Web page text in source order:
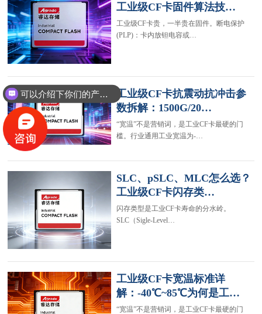
工业级CF卡固件算法技…
工业级CF卡贵，一半贵在固件。断电保护
(PLP)：卡内放钽电容或…
工业级CF卡抗震动抗冲击参
数拆解：1500G/20…
“宽温”不是营销词，是工业CF卡最硬的门
槛。行业通用工业宽温为-…
SLC、pSLC、MLC怎么选？
工业级CF卡闪存类…
闪存类型是工业CF卡寿命的分水岭。
SLC（Sigle-Level…
工业级CF卡宽温标准详
解：-40℃~85℃为何是工…
“宽温”不是营销词，是工业CF卡最硬的门
你们是怎么收费的呢？